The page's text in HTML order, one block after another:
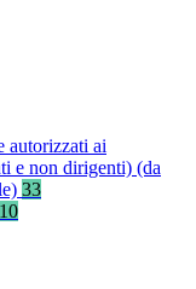
autorizzati ai
e non dirigenti) (da
33
10